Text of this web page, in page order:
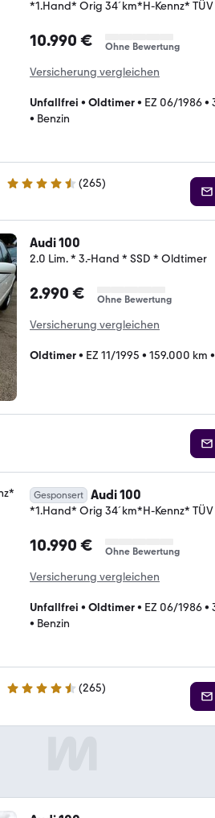
*1.Hand* Orig 34´km*H-Kennz*
10.990 € Ohne Bewertung
Versicherung vergleichen
Unfallfrei • Oldtimer• EZ 06/1986•
• Benzin
4.7 Sterne (265)
Audi 100
2.0 Lim. * 3.-Hand * SSD * Oldtimer
2.990 € Ohne Bewertung
Versicherung vergleichen
Oldtimer• EZ 11/1995 • 159.000 km •
Gesponsert Audi 100
*1.Hand* Orig 34´km*H-Kennz*
10.990 € Ohne Bewertung
Versicherung vergleichen
Unfallfrei • Oldtimer• EZ 06/1986•
• Benzin
4.7 Sterne (265)